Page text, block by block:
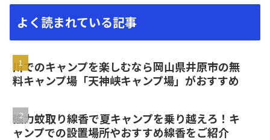
よく読まれている記事
川でのキャンプを楽しむなら岡山県井原市の無
料キャンプ場「天神峡キャンプ場」がおすすめ
強力蚊取り線香で夏キャンプを乗り越えろ！キ
ャンプでの設置場所やおすすめ線香をご紹介